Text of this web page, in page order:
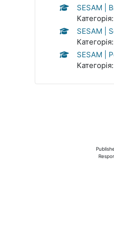
SESAM |
Категорія:
SESAM |
Категорія:
SESAM |
Категорія: